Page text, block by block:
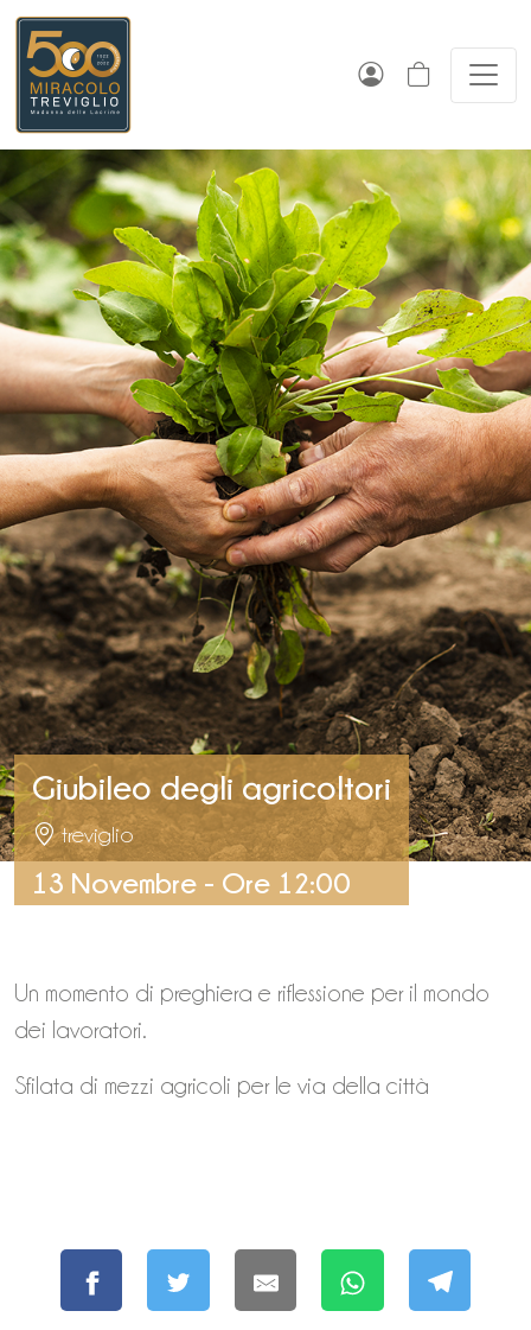
Giubileo degli agricoltori
treviglio
13 Novembre - Ore 12:00
Un momento di preghiera e riflessione per il mondo
dei lavoratori.
Sfilata di mezzi agricoli per le via della città